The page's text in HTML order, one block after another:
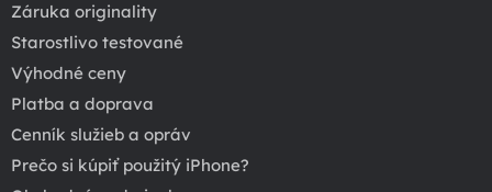
Záruka originality
Starostlivo testované
Výhodné ceny
Platba a doprava
Cenník služieb a opráv
Prečo si kúpiť použitý iPhone?